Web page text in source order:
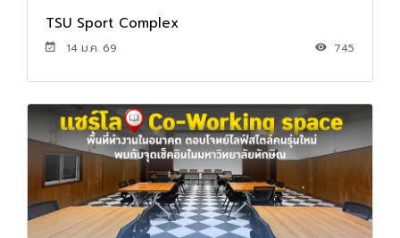
TSU Sport Complex
14 ม.ค. 69 745